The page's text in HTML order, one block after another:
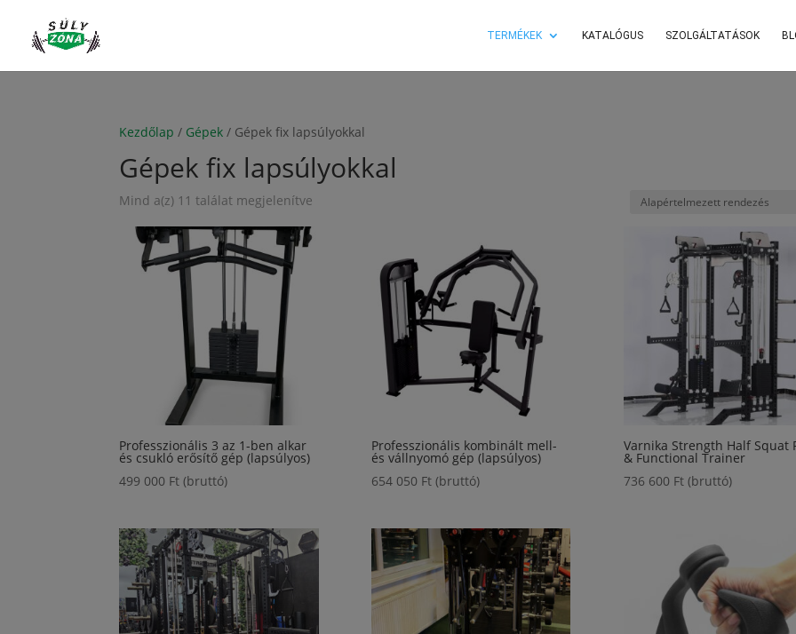
TERMÉKEK KATALÓGUS SZOLGÁLTATÁSOK
Kezdőlap / Gépek / Gépek fix lapsúlyokkal
Gépek fix lapsúlyokkal
Mind a(z) 11 találat megjelenítve
Professzionális 3 az 1-ben alkar
és csukló erősítő gép (lapsúlyos)
499 000 Ft (bruttó)
Professzionális kombinált mell-
és vállnyomó gép (lapsúlyos)
654 050 Ft (bruttó)
Varnika Strength Half Squat
& Functional Trainer
736 600 Ft (bruttó)